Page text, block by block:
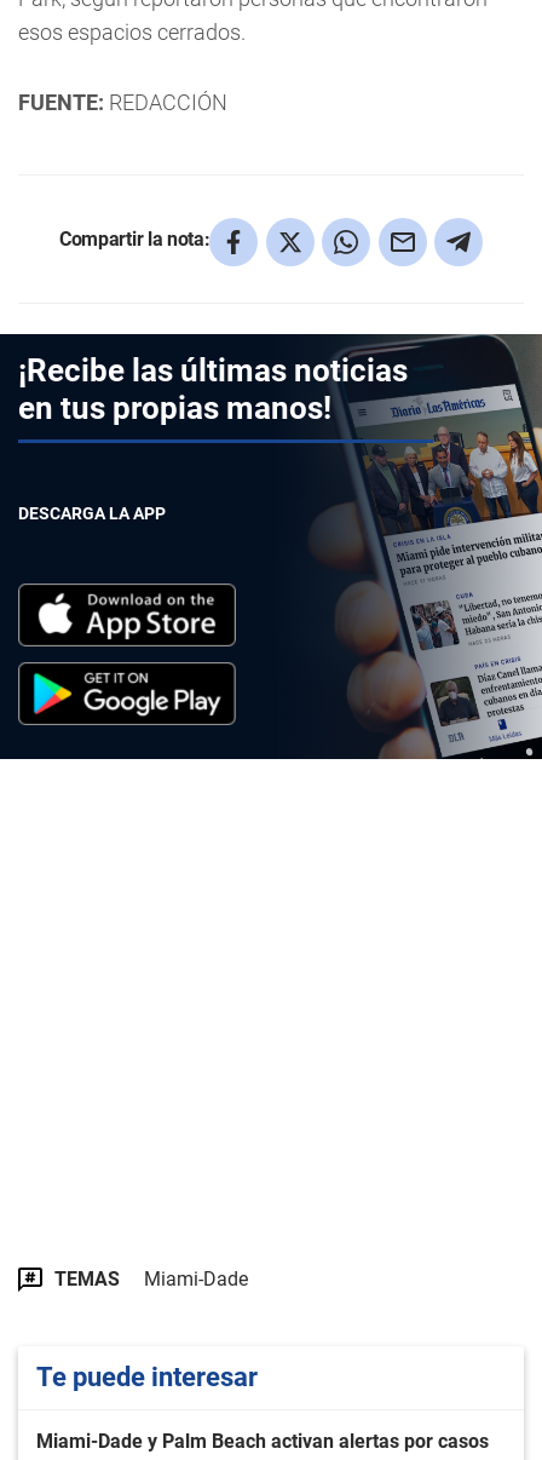
esos espacios cerrados.
FUENTE: REDACCIÓN
Compartir la nota:
¡Recibe las últimas noticias
en tus propias manos!
DESCARGA LA APP
TEMAS Miami-Dade
Te puede interesar
Miami-Dade y Palm Beach activan alertas por casos